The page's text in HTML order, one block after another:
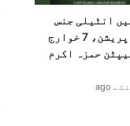
انٹیلی جنس
بیسڈ آپریشن، 7 خوارج
حمزہ اکرم